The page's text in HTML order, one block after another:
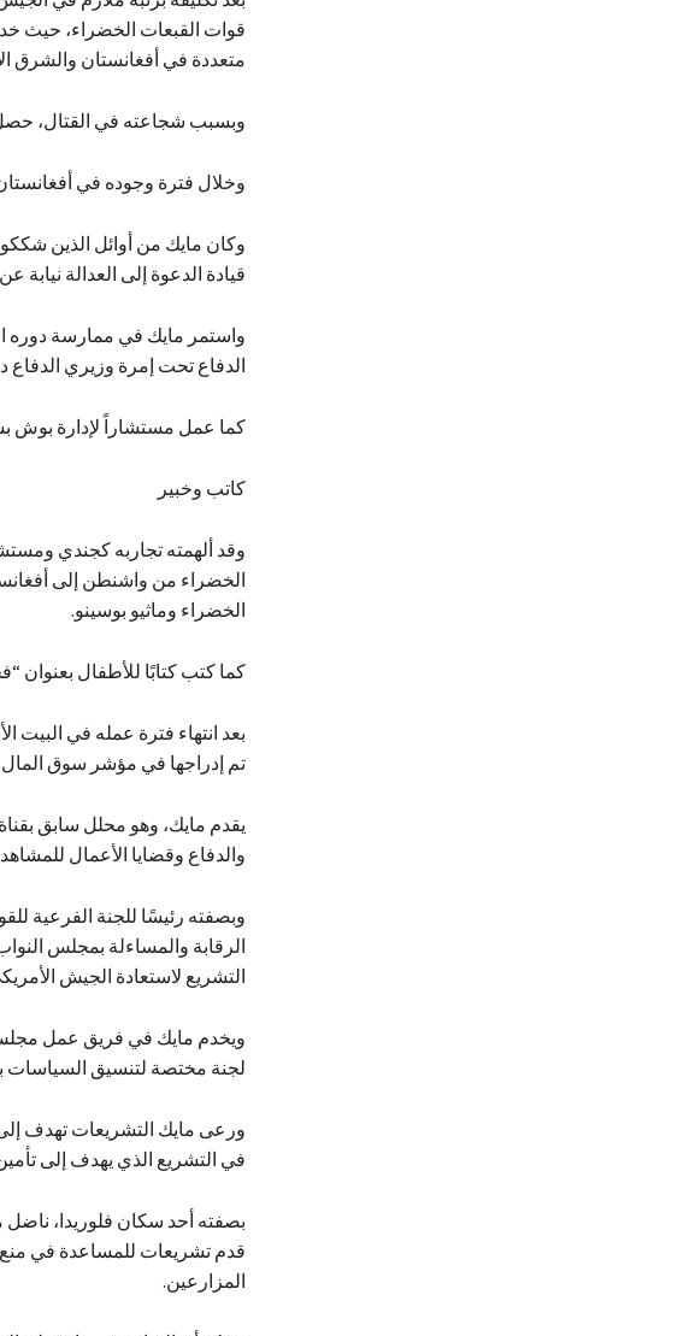
قوات القبعات الخضراء، حيث
متعددة في أفغانستان والشرق
وبسبب شجاعته في القتال، حصل مايك على 4 نجوم برونزية،
وخلال فترة وجوده في
وكان مايك من أوائل الذين
قيادة الدعوة إلى العدالة
واستمر مايك في ممارسة دوره
الدفاع تحت إمرة وزيري
كما عمل مستشاراً لإدارة بوش
كاتب وخبير
وقد ألهمته تجاربه كجندي
الخضراء من واشنطن إلى
الخضراء وماثيو بوسينو.
كما كتب كتابًا للأطفال بعنوان
تم إدراجها في مؤشر سوق المال
يقدم مايك، وهو محلل سابق
والدفاع وقضايا الأعمال
وبصفته رئيسًا للجنة الفرعية
الرقابة والمساءلة بمجلس
التشريع لاستعادة الجيش
لجنة مختصة لتنسيق السياسات
ورعى مايك التشريعات تهدف إلى
في التشريع الذي يهدف إلى
بصفته أحد سكان فلوريدا،
قدم تشريعات للمساعدة في منع
المزارعين.